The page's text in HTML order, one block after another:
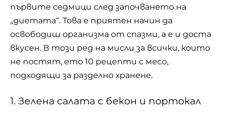
първите седмици след започването на
„диетата“. Това е приятен начин да
освободиш организма от спазми, а е и доста
вкусен. В този ред на мисли за всички, които
не постят, ето 10 рецепти с месо,
подходящи за разделно хранене.
1. Зелена салата с бекон и портокал